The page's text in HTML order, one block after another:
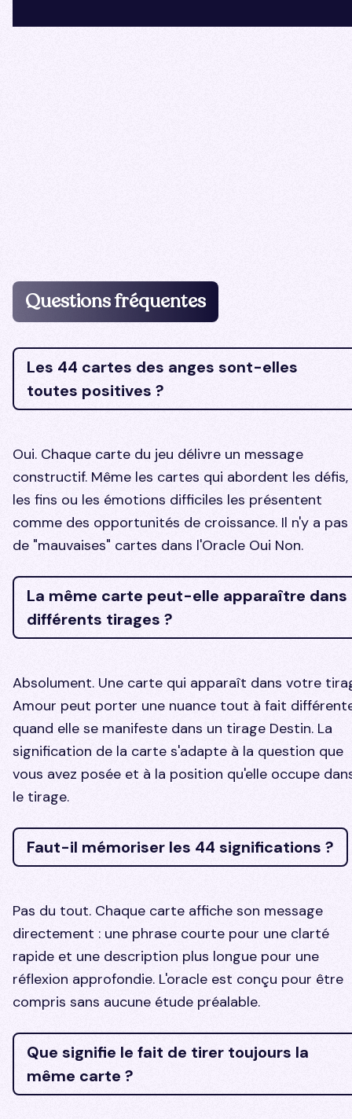
Questions fréquentes
Les 44 cartes des anges sont-elles
toutes positives ?
Oui. Chaque carte du jeu délivre un message
constructif. Même les cartes qui abordent les défis,
les fins ou les émotions difficiles les présentent
comme des opportunités de croissance. Il n'y a pas
de "mauvaises" cartes dans l'Oracle Oui Non.
La même carte peut-elle apparaître dans
différents tirages ?
Absolument. Une carte qui apparaît dans votre
Amour peut porter une nuance tout à fait
quand elle se manifeste dans un tirage Destin. La
signification de la carte s'adapte à la question que
vous avez posée et à la position qu'elle occupe
le tirage.
Faut-il mémoriser les 44 significations ?
Pas du tout. Chaque carte affiche son message
directement : une phrase courte pour une clarté
rapide et une description plus longue pour une
réflexion approfondie. L'oracle est conçu pour être
compris sans aucune étude préalable.
Que signifie le fait de tirer toujours la
même carte ?